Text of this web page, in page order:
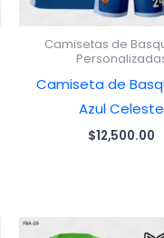
Camisetas de
Camiseta de
Azul Celeste
$12,500.00